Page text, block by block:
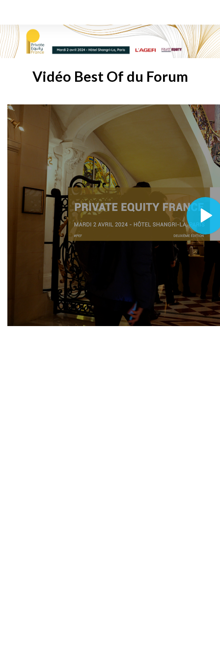
Vidéo Best Of du Forum